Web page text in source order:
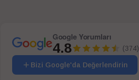
Google Yorumları
4.8 (374)
Bizi Google'da Değerlendirin